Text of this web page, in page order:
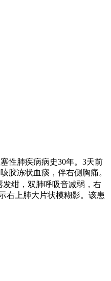
性肺疾病病史30年。 3天前
胶冻状血痰，伴右侧胸痛。
发绀，双肺呼吸音减弱，右
右上肺大片状模糊影。该患